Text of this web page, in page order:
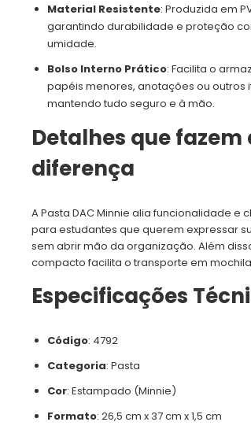
Material Resistente: Produzida em
garantindo durabilidade e proteção
umidade.
Bolso Interno Prático: Facilita o
papéis menores, anotações ou outros
mantendo tudo seguro e à mão.
Detalhes que fazem
diferença
A Pasta DAC Minnie alia funcionalidade e
para estudantes que querem expressar
sem abrir mão da organização. Além
compacto facilita o transporte em
Especificações
Código: 4792
Categoria: Pasta
Cor: Estampado (Minnie)
Formato: 26,5 cm x 37 cm x 1,5 cm